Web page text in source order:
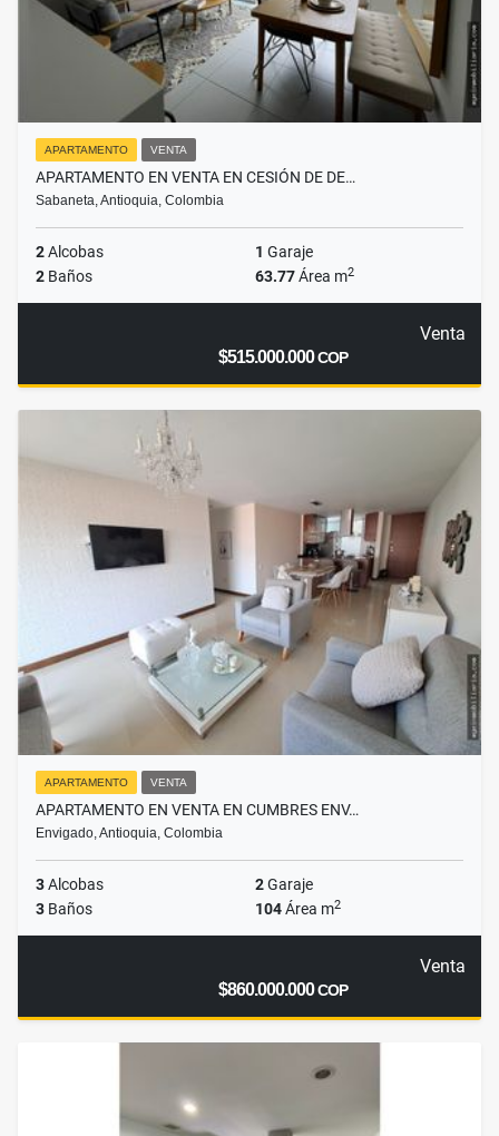
APARTAMENTO VENTA
APARTAMENTO EN VENTA EN CESIÓN DE DE…
Sabaneta, Antioquia, Colombia
2Alcobas 1 Garaje
2 Baños 63.77Área m2
Venta
$515.000.000COP
APARTAMENTO VENTA
APARTAMENTO EN VENTA EN CUMBRES ENV…
Envigado, Antioquia, Colombia
3Alcobas 2Garaje
3 Baños 104Área m2
Venta
$860.000.000COP